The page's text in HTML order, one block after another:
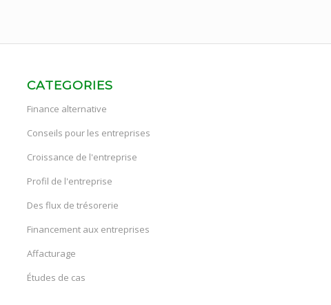
CATEGORIES
Finance alternative
Conseils pour les entreprises
Croissance de l'entreprise
Profil de l'entreprise
Des flux de trésorerie
Financement aux entreprises
Affacturage
Études de cas